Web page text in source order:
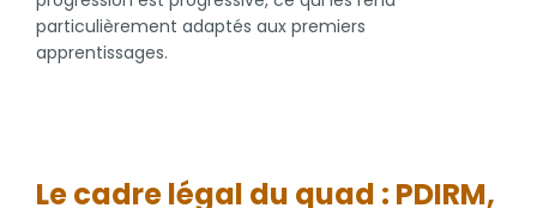
particulièrement adaptés aux premiers
apprentissages.
Le cadre légal du quad : PDIRM,